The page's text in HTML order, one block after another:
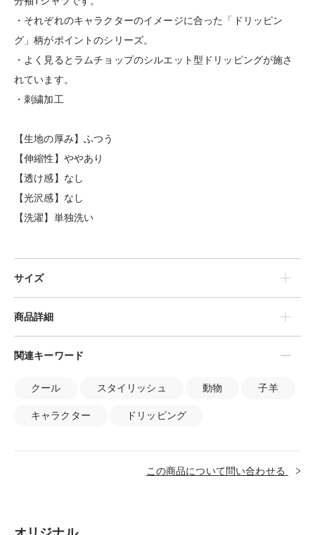
・それぞれのキャラクターのイメージに合った「ドリッピン
グ」柄がポイントのシリーズ。
・よく見るとラムチョップのシルエット型ドリッピングが施さ
れています。
・刺繍加工
【生地の厚み】ふつう
【伸縮性】ややあり
【透け感】なし
【光沢感】なし
【洗濯】単独洗い
サイズ
商品詳細
関連キーワード
クール スタイリッシュ 動物 子羊
キャラクター ドリッピング
この商品について問い合わせる